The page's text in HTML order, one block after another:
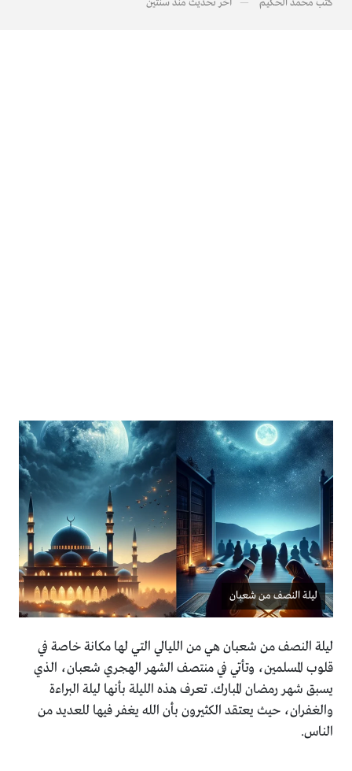
كتب محمد الحكيم آخر تحديث منذ سنتين
ليلة النصف من شعبان
ليلة النصف من شعبان هي من الليالي التي لها مكانة خاصة في
قلوب المسلمين، وتأتي في منتصف الشهر الهجري شعبان، الذي
يسبق شهر رمضان المبارك. تعرف هذه الليلة بأنها ليلة البراءة
والغفران، حيث يعتقد الكثيرون بأن الله يغفر فيها للعديد من
الناس.